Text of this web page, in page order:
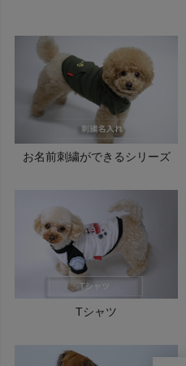
お名前刺繍ができるシリーズ
Tシャツ